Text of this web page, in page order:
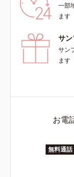
一部
ます
サ
サン
ます
お電
無料通話